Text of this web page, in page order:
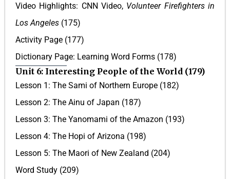
Video Highlights: CNN Video, Volunteer Firefighters in
Los Angeles (175)
Activity Page (177)
Dictionary Page: Learning Word Forms (178)
Unit 6: Interesting People of the World (179)
Lesson 1: The Sami of Northern Europe (182)
Lesson 2: The Ainu of Japan (187)
Lesson 3: The Yanomami of the Amazon (193)
Lesson 4: The Hopi of Arizona (198)
Lesson 5: The Maori of New Zealand (204)
Word Study (209)